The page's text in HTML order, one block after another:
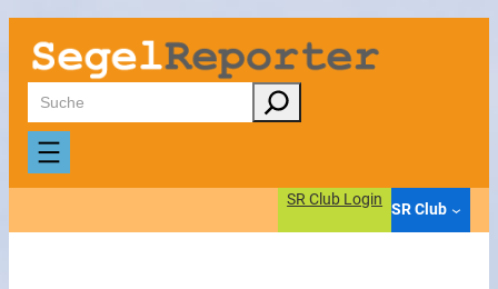
Zum
Inhalt
springen
Suchen
SR Club Login
SR Club